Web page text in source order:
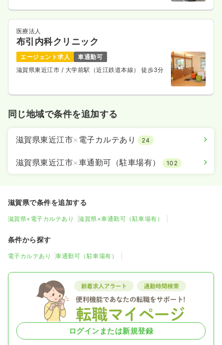
医療法人
布引内科クリニック
エージェント求人
車通勤可
滋賀県東近江市 / 大学前駅（近江鉄道本線） 徒歩3分
同じ地域で条件を追加する
滋賀県東近江市× 電子カルテあり 24
滋賀県東近江市×車通勤可（駐車場有） 102
滋賀県で条件を追加する
滋賀県×電子カルテあり 滋賀県×車通勤可（駐車場有）
条件から探す
電子カルテあり 車通勤可（駐車場有）
ログインまたは新規登録